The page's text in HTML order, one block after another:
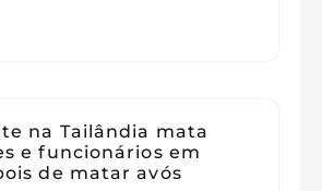
na Tailândia mata
e funcionários em
de matar avós